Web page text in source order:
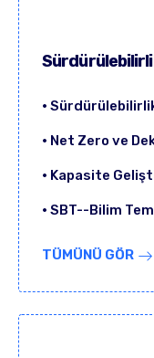
•
• Net Zero ve
• Kapasite
• SBT--Bilim
TÜMÜNÜ GÖR